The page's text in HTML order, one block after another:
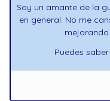
Soy un amante de la
en general. No me
Puedes